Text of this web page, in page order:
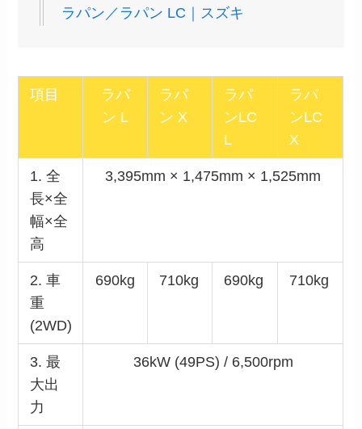
ラパン／ラパン LC｜スズキ
項目
ラパ
ン L
ラパ
ン X
ラパ
ンLC
L
ラパ
ンLC
X
1. 全
長×全
幅×全
高
3,395mm × 1,475mm × 1,525mm
2. 車
重
(2WD)
690kg 710kg 690kg 710kg
3. 最
大出
力
36kW (49PS) / 6,500rpm